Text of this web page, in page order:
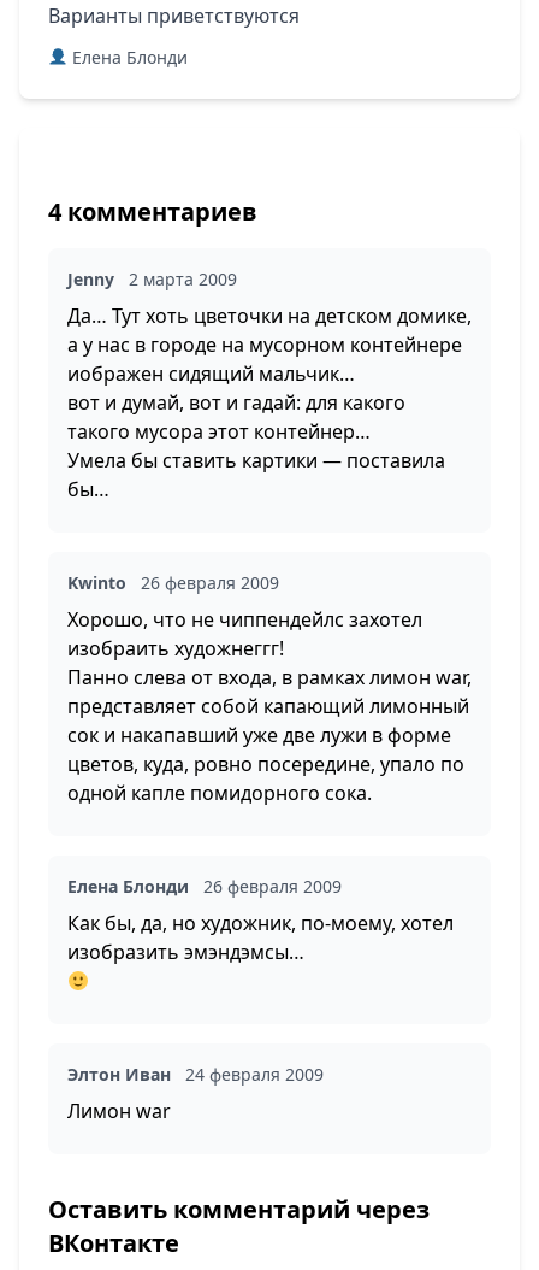
Варианты приветствуются
Елена Блонди
4 комментариев
Jenny 2 марта 2009
Да… Тут хоть цветочки на детском домике,
а у нас в городе на мусорном контейнере
иображен сидящий мальчик…
вот и думай, вот и гадай: для какого
такого мусора этот контейнер…
Умела бы ставить картики — поставила
бы…
Kwinto 26 февраля 2009
Хорошо, что не чиппендейлс захотел
изобраить художнеггг!
Панно слева от входа, в рамках лимон war,
представляет собой капающий лимонный
сок и накапавший уже две лужи в форме
цветов, куда, ровно посередине, упало по
одной капле помидорного сока.
Елена Блонди 26 февраля 2009
Как бы, да, но художник, по-моему, хотел
изобразить эмэндэмсы…
Элтон Иван 24 февраля 2009
Лимон war
Оставить комментарий через
ВКонтакте